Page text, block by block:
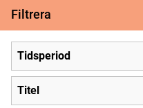
Filtrera
Tidsperiod
Titel